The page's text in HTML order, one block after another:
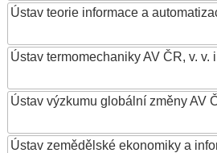
Ústav teorie informace a
Ústav termomechaniky AV ČR, v. v.
Ústav výzkumu globální změny AV
Ústav zemědělské ekonomiky a